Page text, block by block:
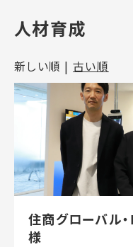
人材育成
新しい順 | 古い順
住商グローバル
様